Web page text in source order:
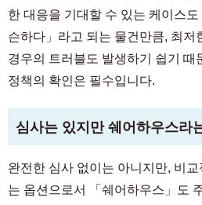
한 대응을 기대할 수 있는 케이스
슨하다」라고 되는 물건만큼, 최저
경우의 트러블도 발생하기 쉽기 때
정책의 확인은 필수입니다.
심사는 있지만 쉐어하우스라
완전한 심사 없이는 아니지만, 비
는 옵션으로서 「쉐어하우스」도